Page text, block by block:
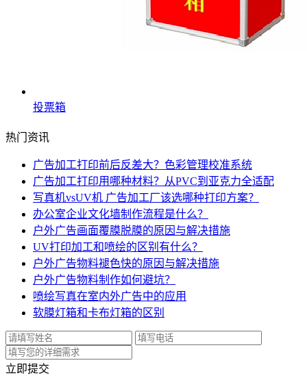
投票箱
热门资讯
广告加工打印前后反差大？色彩管理校准系统
广告加工打印用哪种材料？从PVC到亚克力全适配
写真机vsUV机 广告加工厂该选哪种打印方案？
办公室企业文化墙制作流程是什么？
户外广告画面覆膜脱膜的原因与解决措施
UV打印加工和喷绘的区别有什么？
户外广告物料褪色快的原因与解决措施
户外广告物料制作如何避坑？
喷绘写真在室内外广告中的应用
软膜灯箱和卡布灯箱的区别
立即提交